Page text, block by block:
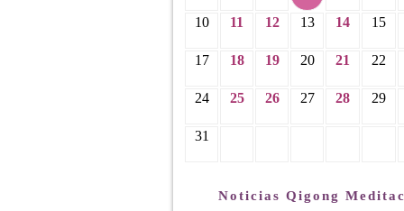
10 11 12 13 14 15
17 18 19 20 21 22
24 25 26 27 28 29
31
Noticias Qigong